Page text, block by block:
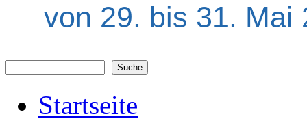
von 29. bis 31. Mai
Startseite